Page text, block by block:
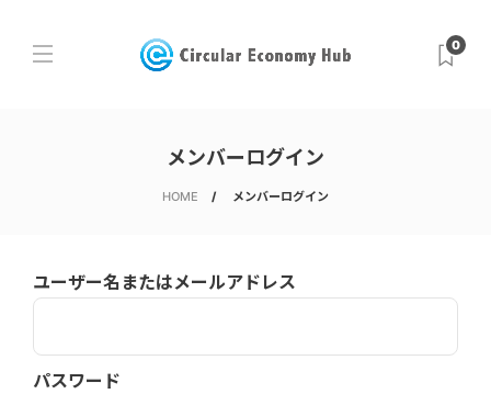
0
メンバーログイン
HOME メンバーログイン
ユーザー名またはメールアドレス
パスワード